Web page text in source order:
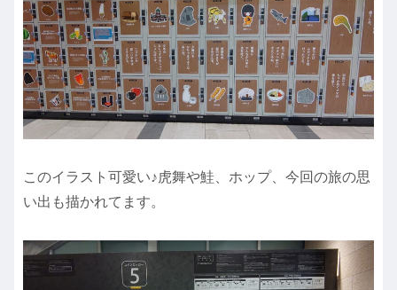
このイラスト可愛い♪虎舞や鮭、ホップ、今回の旅の思
い出も描かれてます。